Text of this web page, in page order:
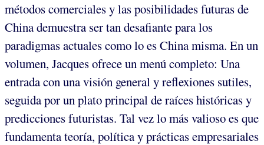
métodos comerciales y las posibilidades futuras de
China demuestra ser tan desafiante para los
paradigmas actuales como lo es China misma. En un
volumen, Jacques ofrece un menú completo: Una
entrada con una visión general y reflexiones sutiles,
seguida por un plato principal de raíces históricas y
predicciones futuristas. Tal vez lo más valioso es que
fundamenta teoría, política y prácticas empresariales